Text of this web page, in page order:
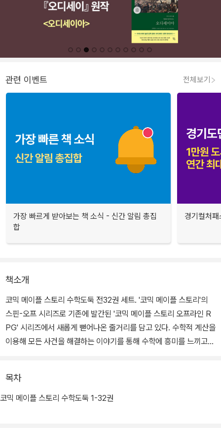
관련 이벤트 전체보기
가장 빠르게 받아보는 책 소식 - 신간 알림 총집
합
경기컬처
책소개
코믹 메이플 스토리 수학도둑 전32권 세트. '코믹 메이플 스토리'의
스핀-오프 시리즈로 기존에 발간된 '코믹 메이플 스토리 오프라인 R
PG' 시리즈에서 새롭게 뻗어나온 줄거리를 담고 있다. 수학적 계산을
이용해 모든 사건을 해결하는 이야기를 통해 수학에 흥미를 느끼고
목차
코믹 메이플 스토리 수학도둑 1-32권